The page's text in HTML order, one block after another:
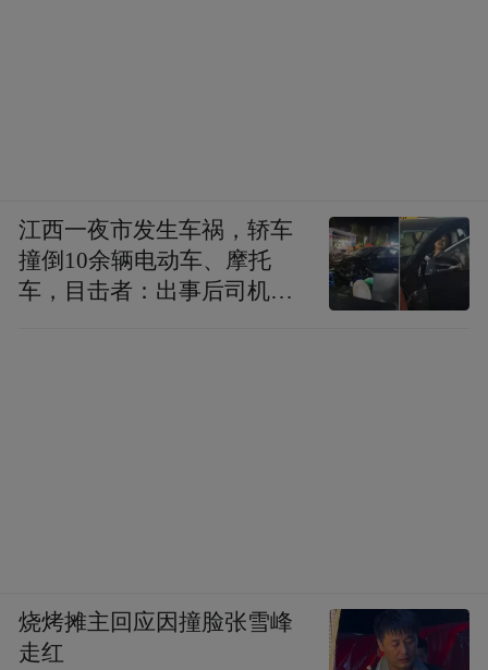
江西一夜市发生车祸，轿车
撞倒10余辆电动车、摩托
车，目击者：出事后司机一
烧烤摊主回应因撞脸张雪峰
走红